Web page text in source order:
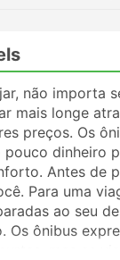
não importa
mais longe
preços. Os
dinheiro
Antes de
Para uma
ao seu
ônibus